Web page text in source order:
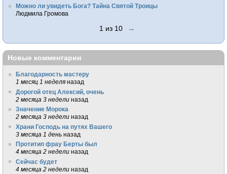
Можно ли увидеть Бога? Тайна Святой Троицы
Людмила Громова
1 из 10 →
Новые комментарии
Благодарность мастеру
1 месяц 1 неделя назад
Дорогой отец Алексий, очень
2 месяца 3 недели назад
Значение Морока
2 месяца 3 недели назад
Храни Господь на путях Вашего
3 месяца 1 день назад
Протитип фрау Берты был
4 месяца 2 недели назад
Сейчас будет
4 месяца 2 недели назад